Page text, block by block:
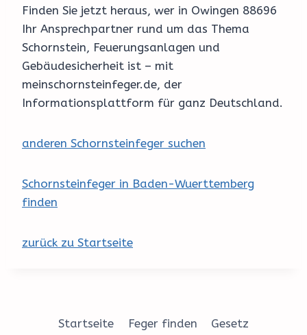
Finden Sie jetzt heraus, wer in Owingen 88696
Ihr Ansprechpartner rund um das Thema
Schornstein, Feuerungsanlagen und
Gebäudesicherheit ist – mit
meinschornsteinfeger.de, der
Informationsplattform für ganz Deutschland.
anderen Schornsteinfeger suchen
Schornsteinfeger in Baden-Wuerttemberg
finden
zurück zu Startseite
Startseite Feger finden Gesetz